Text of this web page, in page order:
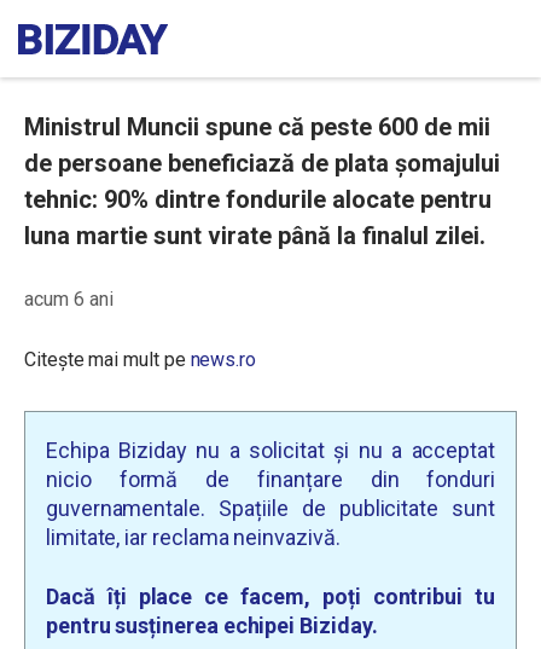
Ministrul Muncii spune că peste 600 de mii
de persoane beneficiază de plata șomajului
tehnic: 90% dintre fondurile alocate pentru
luna martie sunt virate până la finalul zilei.
acum 6 ani
Citește mai mult pe news.ro
Echipa Biziday nu a solicitat și nu a acceptat
nicio formă de finanțare din fonduri
guvernamentale. Spațiile de publicitate sunt
limitate, iar reclama neinvazivă.
Dacă îți place ce facem, poți contribui tu
pentru susținerea echipei Biziday.